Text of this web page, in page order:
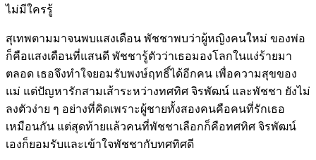
ไม่มีใครรู้
สุเทพตามมาจนพบแสงเดือน พัชชาพบว่าผู้หญิงคนใหม่ ของพ่อ
ก็คือแสงเดือนที่แสนดี พัชชารู้ตัวว่าเธอมองโลกในแง่ร้ายมา
ตลอด เธอจึงทำใจยอมรับพงษ์ฤทธิ์ได้อีกคน เพื่อความสุขของ
แม่ แต่ปัญหารักสามเส้าระหว่างทศทิศ จิรพัฒน์ และพัชชา ยังไม่
ลงตัวง่าย ๆ อย่างที่คิดเพราะผู้ชายทั้งสองคนคือคนที่รักเธอ
เหมือนกัน แต่สุดท้ายแล้วคนที่พัชชาเลือกก็คือทศทิศ จิรพัฒน์
เองก็ยอมรับและเข้าใจพัชชากับทศทิศดี